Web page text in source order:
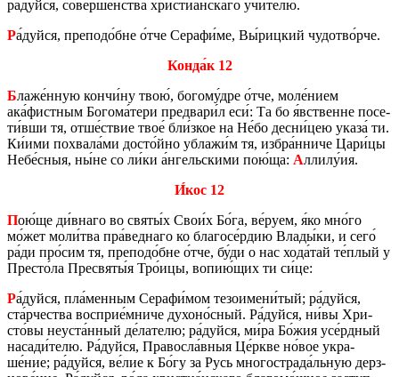
ра́дуйся, со­вер­ше́нства хри­стиа́нска­го учи́телю.
Ра́дуйся, пре­по­до́бне о́тче Се­ра­фи́ме, Вы́риц­кий чу­до­тво́рче.
Конда́к 12
Блаже́нную кончи́ну твою́, бо­го­му́дре о́тче, моле́нием
ака́фист­ным Бо­го­ма́тери пред­ва­ри́л еси́: Та бо я́вственне по­се­
ти́вши тя, отше́ствие твое́ бли́зкое на Не́бо десни́цею указа́ ти.
Ки́ими по­хва­ла́ми досто́йно убла­жи́м тя, избра́нниче Цари́цы
Небе́сныя, ны́не со ли́ки а́нгель­ски­ми пою́ща: Аллилу́ия.
И́кос 12
Пою́ще ди́внаго во святы́х Свои́х Бо́га, ве́руем, я́ко мно́го
мо́жет моли́тва пра́вед­на­го ко бла­го­се́рдию Влады́ки, и сего́
ра́ди про́сим тя, пре­по­до́бне о́тче, бу́ди о нас хода́тай те́плый у
Пре­сто́ла Пре­свя­ты́я Тро́ицы, вопию́щих ти си́це:
Ра́дуйся, пла́мен­ным Се­ра­фи́мом те­зо­име­ни́тый; ра́дуйся,
ста́рче­ства вос­прие́мниче ду­хо­но́сный. Ра́дуйся, ни́вы Хри­
сто́вы неуста́нный де́ла­те­лю; ра́дуйся, ми́ра Бо́жия усе́рдный
на­са­ди́телю. Ра́дуйся, Пра­вос­ла́вныя Це́ркве но́вое укра­
ше́ние; ра́дуйся, ве́лие к Бо́гу за Русь мно­го­стра­да́льную дерз­